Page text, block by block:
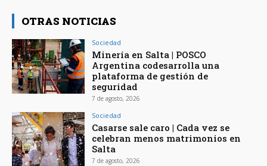
OTRAS NOTICIAS
Sociedad
Minería en Salta | POSCO
Argentina codesarrolla una
plataforma de gestión de
seguridad
7 de agosto, 2026
Sociedad
Casarse sale caro | Cada vez se
celebran menos matrimonios en
Salta
7 de agosto, 2026